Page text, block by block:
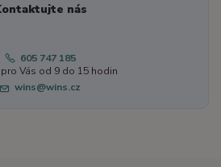
nás
605 747 185
Vás od 9 do 15 hodin
wins@wins.cz